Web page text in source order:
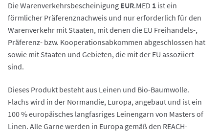
Die Warenverkehrsbescheinigung EUR.MED 1 ist ein
förmlicher Präferenznachweis und nur erforderlich für den
Warenverkehr mit Staaten, mit denen die EU Freihandels-,
Präferenz- bzw. Kooperationsabkommen abgeschlossen hat
sowie mit Staaten und Gebieten, die mit der EU assoziiert
sind.
Dieses Produkt besteht aus Leinen und Bio-Baumwolle.
Flachs wird in der Normandie, Europa, angebaut und ist ein
100 % europäisches langfasriges Leinengarn von Masters of
Linen. Alle Garne werden in Europa gemäß den REACH-